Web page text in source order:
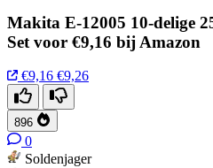
Makita E-12005 10-delige
Set voor €9,16 bij Amazon
€9,16 €9,26
896
0
Soldenjager